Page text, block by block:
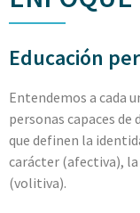
Educación
Entendemos a cada
personas capaces
que definen la
carácter (afectiva),
(volitiva).